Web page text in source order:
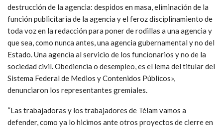
destrucción de la agencia: despidos en masa, eliminación de la
función publicitaria de la agencia y el feroz disciplinamiento de
toda voz en la redacción para poner de rodillas a una agencia y
que sea, como nunca antes, una agencia gubernamental y no del
Estado. Una agencia al servicio de los funcionarios y no de la
sociedad civil. Obediencia o desempleo, es el lema del titular del
Sistema Federal de Medios y Contenidos Públicos»,
denunciaron los representantes gremiales.
“Las trabajadoras y los trabajadores de Télam vamos a
defender, como ya lo hicimos ante otros proyectos de cierre en